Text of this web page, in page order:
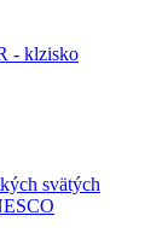
- klzisko
svätých